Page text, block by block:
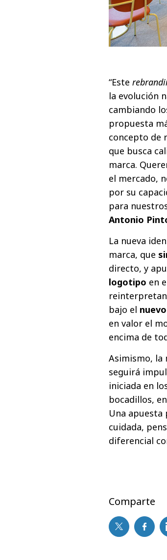
“Este
la evolución
cambiando
propuesta
concepto de
que busca
marca.
el mercado,
por su
para
Antonio
La nueva
marca, que
directo, y
logotipo en
reinterpretan
bajo el nuevo
en valor el
encima de
Asimismo, la
seguirá
iniciada en
bocadillos,
Una apuesta
cuidada,
diferencial
Comparte